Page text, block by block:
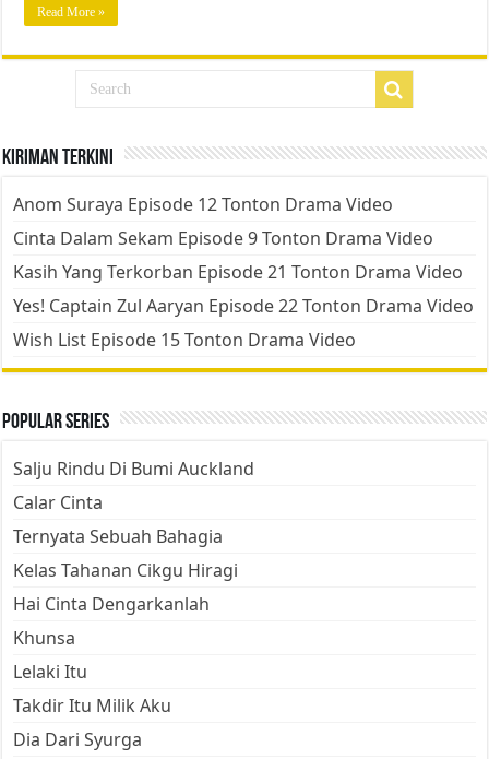
Read More »
Kiriman Terkini
Anom Suraya Episode 12 Tonton Drama Video
Cinta Dalam Sekam Episode 9 Tonton Drama Video
Kasih Yang Terkorban Episode 21 Tonton Drama Video
Yes! Captain Zul Aaryan Episode 22 Tonton Drama Video
Wish List Episode 15 Tonton Drama Video
Popular Series
Salju Rindu Di Bumi Auckland
Calar Cinta
Ternyata Sebuah Bahagia
Kelas Tahanan Cikgu Hiragi
Hai Cinta Dengarkanlah
Khunsa
Lelaki Itu
Takdir Itu Milik Aku
Dia Dari Syurga